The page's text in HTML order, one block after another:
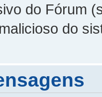
do Fórum
do